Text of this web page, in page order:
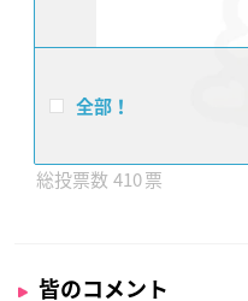
全部！
410
皆のコメント